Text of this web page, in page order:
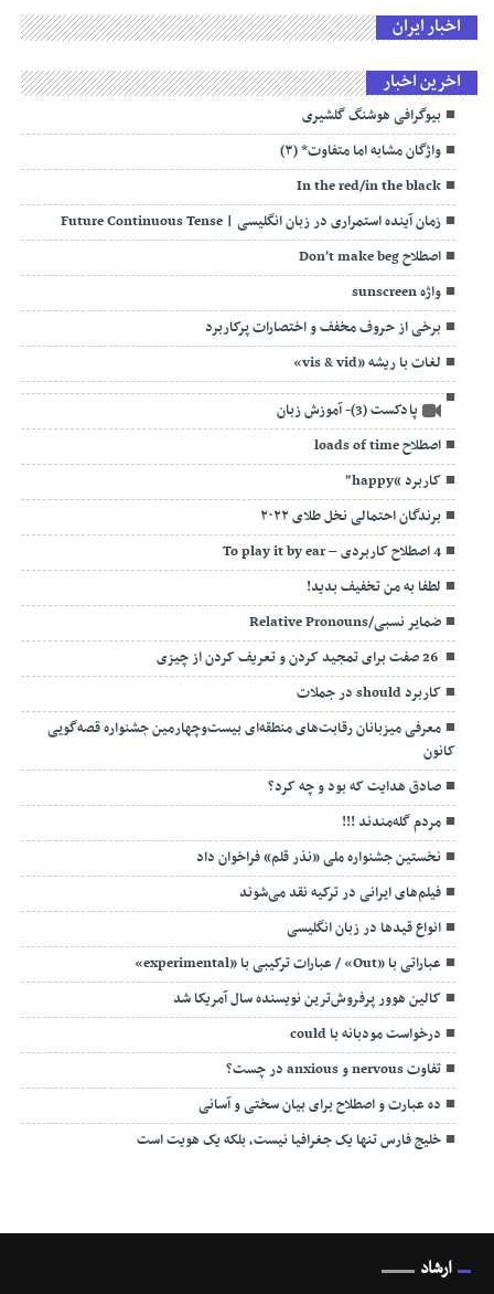
اخبار ایران
اخرین اخبار
بیوگرافی هوشنگ گلشیری
واژگان مشابه اما متفاوت* (۳)
In the red/in the black
زمان آینده استمراری در زبان انگلیسی | Future Continuous Tense
اصطلاح Don’t make beg
واژه sunscreen
برخی از حروف مخفف و اختصارات پرکاربرد
لغات با ریشه «vis & vid»
پادکست (3)- آموزش زبان
اصطلاح loads of time
کاربرد “happy”
برندگان احتمالی نخل طلای ۲۰۲۲
4 اصطلاح کاربردی – To play it by ear
لطفا به من تخفیف بدید!
ضمایر نسبی/Relative Pronouns
کاربرد should در جملات
معرفی میزبانان رقابت‌های منطقه‌ای بیست‌وچهارمین جشنواره قصه‌گویی
کانون
صادق هدایت که بود و چه کرد؟
مردم گله‌مندند !!!
نخستین جشنواره ملی «نذر قلم» فراخوان داد
فیلم‌های ایرانی در ترکیه نقد می‌شوند
انواع قیدها در زبان انگلیسی
عباراتی با «Out» / عبارات ترکیبی با «experimental»
کالین هوور پرفروش‌ترین نویسنده سال آمریکا شد
درخواست مودبانه با could
تفاوت nervous و anxious در چست؟
ده عبارت و اصطلاح برای بیان سختی و آسانی
خلیج فارس تنها یک جغرافیا نیست، بلکه یک هویت است
ارشاد